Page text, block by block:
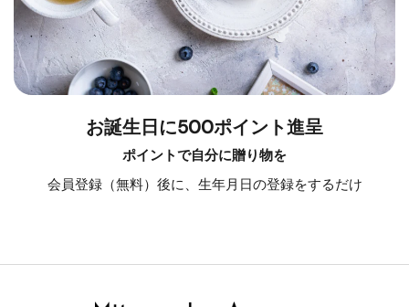
お誕生日に500ポイント進呈
ポイントで自分に贈り物を
会員登録（無料）後に、生年月日の登録をするだけ